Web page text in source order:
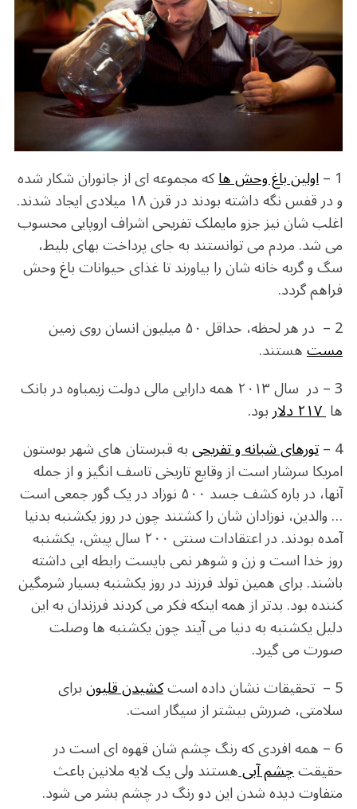
o
o
k
m p
p
1 – اولین باغ وحش هاکه مجموعه ای از جانوران شکار شده
و در قفس نگه داشته بودند در قرن ۱۸ میلادی ایجاد شدند.
اغلب شان نیز جزو مایملک تفریحی اشراف اروپایی محسوب
می شد. مردم می توانستند به جای پرداخت بهای بلیط،
سگ و گربه خانه شان را بیاورند تا غذای حیوانات باغ وحش
فراهم گردد.
2 – در هر لحظه، حداقل ۵۰ میلیون انسان روی زمین
مستهستند.
3 – در سال ۲۰۱۳ همه دارایی مالی دولت زیمباوه در بانک
ها۲۱۷ دلار
بود.
4 – تورهای شبانه و تفریحیبه قبرستان های شهر بوستون
امریکا سرشار است از وقایع تاریخی تاسف انگیز و از جمله
آنها، در باره کشف جسد ۵۰۰ نوزاد در یک گور جمعی است
… والدین، نوزادان شان را کشتند چون در روز یکشنبه بدنیا
آمده بودند. در اعتقادات سنتی ۲۰۰ سال پیش، یکشنبه
روز خدا است و زن و شوهر نمی بایست رابطه ایی داشته
باشند. برای همین تولد فرزند در روز یکشنبه بسیار شرمگین
کننده بود. بدتر از همه اینکه فکر می کردند فرزندان به این
دلیل یکشنبه به دنیا می آیند چون یکشنبه ها وصلت
صورت می گیرد.
5 – تحقیقات نشان داده است
کشیدن قلیونبرای
سلامتی، ضررش بیشتر از سیگار است.
6 – همه افردی که رنگ چشم شان قهوه ای است در
حقیقتچشم آبیهستند ولی یک لایه ملانین باعث
متفاوت دیده شدن این دو رنگ در چشم بشر می شود.